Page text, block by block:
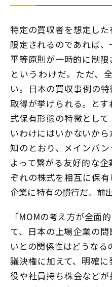
特定の買収者を想定し
限定されるのであれば
平等原則が一時的に制
というわけだ。ただ、
い。日本の買収事例の
取得が挙げられる。と
式保有形態の特徴とし
いわけにはいかないか
知のとおり、メインバ
よって繋がる友好的な
ぞれの株式を相互に保
企業に特有の慣行だ。前
「MOMの考え方が全面
て、日本の上場企業の
いとの関係性はどうなる
議決権に加えて、明確
役や社員持ち株会など